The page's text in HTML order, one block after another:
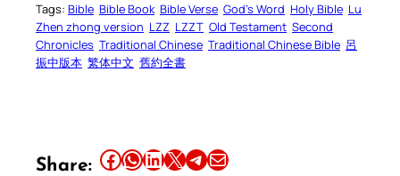
Tags: Bible Bible Book Bible Verse God’s Word Holy Bible Lu
Zhen zhong version LZZ LZZT Old Testament Second
Chronicles Traditional Chinese Traditional Chinese Bible 呂
振中版本 繁体中文 舊約全書
Share: Share this article on Facebook Share this article on WhatsApp Share this article on LinkedIn Share this article on X Share this article on TelegramEmail this Article